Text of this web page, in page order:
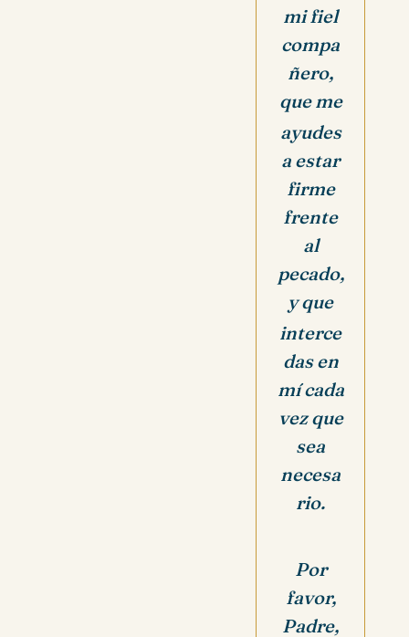
mi fiel
compa
ñero,
que me
ayudes
a estar
firme
frente
al
pecado,
y que
interce
das en
mí cada
vez que
sea
necesa
rio.
Por
favor,
Padre,